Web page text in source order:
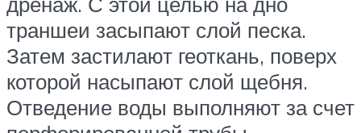
траншеи засыпают слой песка.
Затем застилают геоткань, поверх
которой насыпают слой щебня.
Отведение воды выполняют за счет